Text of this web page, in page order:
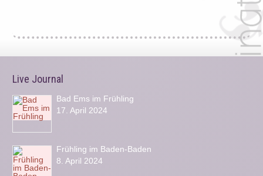
Live Journal
Bad Ems im Frühling
17. April 2024
Frühling im Baden-Baden
8. April 2024